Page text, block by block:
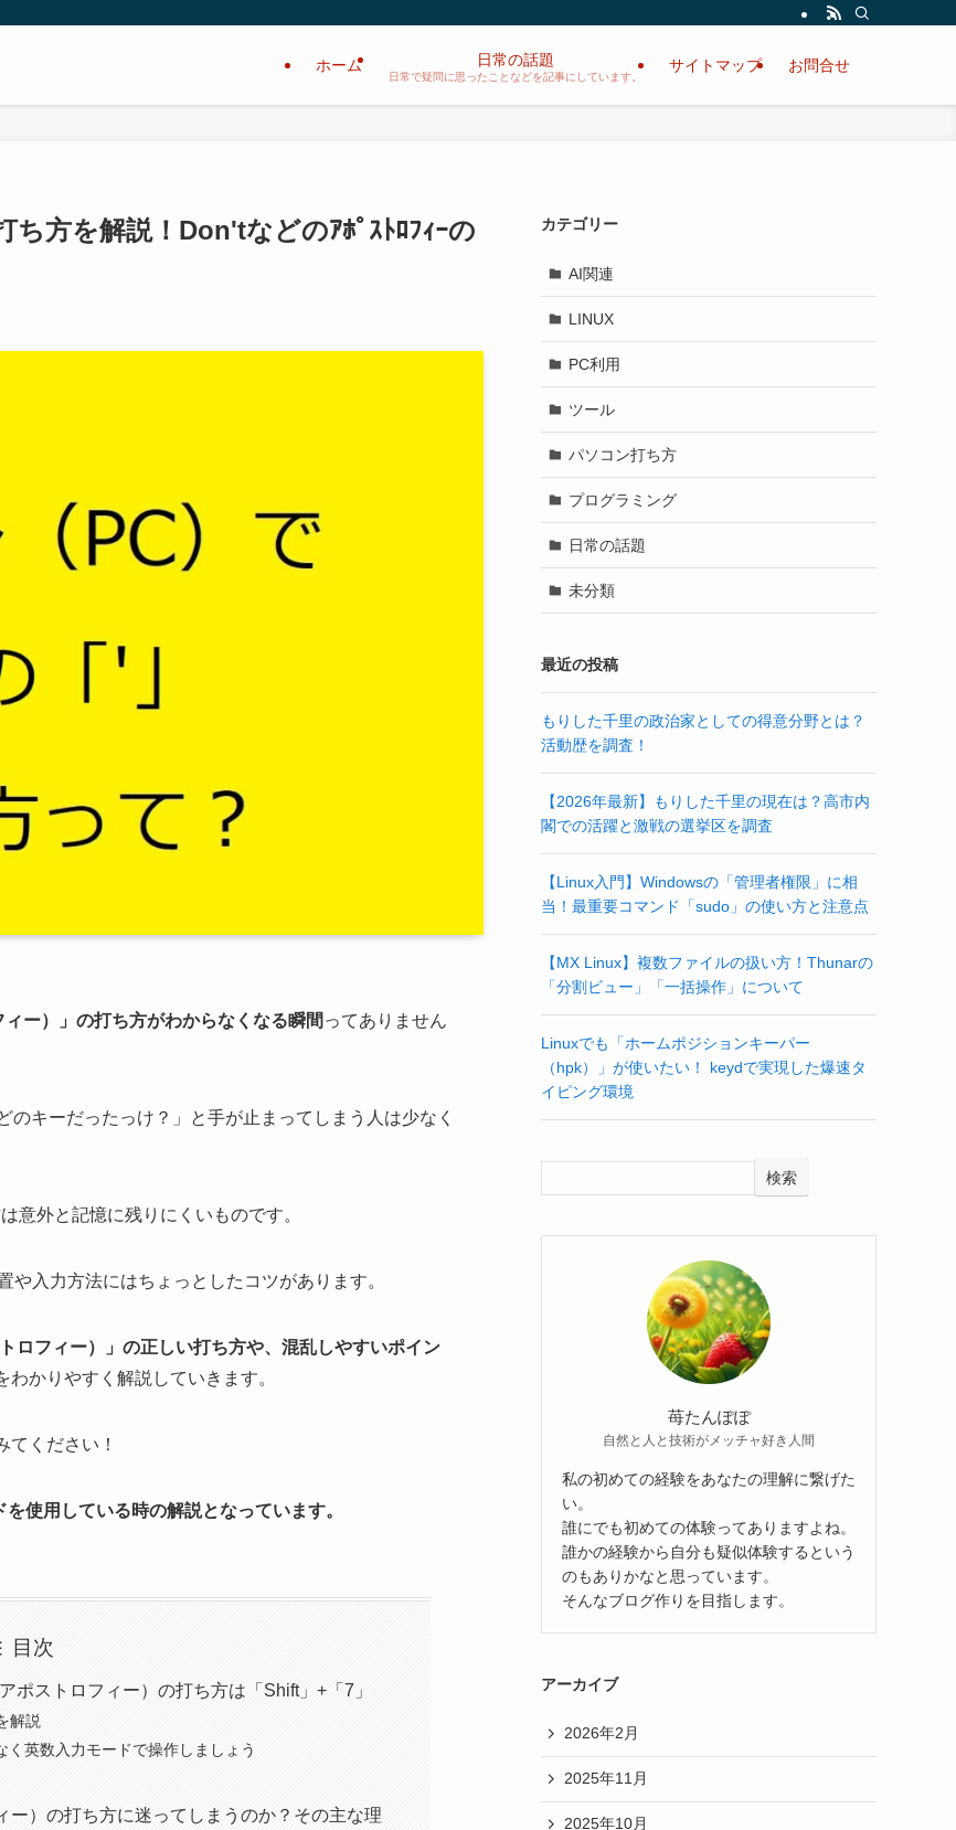
ホーム 日常の話題
日常で疑問に思ったことなどを記事にしています。
サイトマップ お問合せ
ち方を解説！Don'tなどのｱﾎﾟｽﾄﾛﾌｨｰの
ィー）」の打ち方がわからなくなる瞬間 ってありません
キーだったっけ？」と手が止まってしまう人は少なく
意外と記憶に残りにくいものです。
入力方法にはちょっとしたコツがあります。
ロフィー）」の正しい打ち方や、混乱しやすいポイン
かりやすく解説していきます。
ください！
使用している時の解説となっています。
目次
ポストロフィー）の打ち方は「Shift」+「7」
解説
く英数入力モードで操作しましょう
）の打ち方に迷ってしまうのか？その主な理
カテゴリー
AI関連
LINUX
PC利用
ツール
パソコン打ち方
プログラミング
日常の話題
未分類
最近の投稿
もりした千里の政治家としての得意分野とは？
活動歴を調査！
【2026年最新】もりした千里の現在は？高市内
閣での活躍と激戦の選挙区を調査
【Linux入門】Windowsの「管理者権限」に相
当！最重要コマンド「sudo」の使い方と注意点
【MX Linux】複数ファイルの扱い方！Thunarの
「分割ビュー」「一括操作」について
Linuxでも「ホームポジションキーパー
（hpk）」が使いたい！ keydで実現した爆速タ
イピング環境
検索
苺たんぽぽ
自然と人と技術がメッチャ好き人間
私の初めての経験をあなたの理解に繋げた
い。
誰にでも初めての体験ってありますよね。
誰かの経験から自分も疑似体験するという
のもありかなと思っています。
そんなブログ作りを目指します。
アーカイブ
2026年2月
2025年11月
2025年10月